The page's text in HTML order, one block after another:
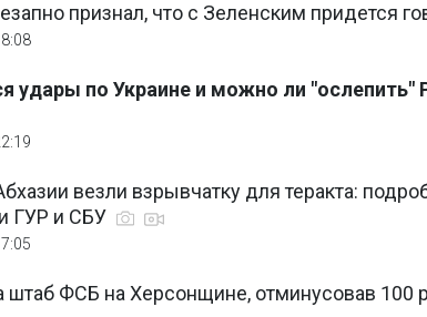
признал, что с Зеленским придется
удары по Украине и можно ли "ослепить"
везли взрывчатку для теракта:
ГУР и СБУ
штаб ФСБ на Херсонщине, отминусовав 100